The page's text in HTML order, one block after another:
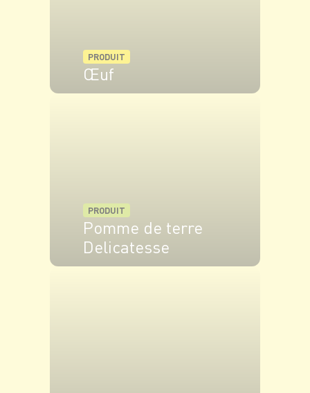
PRODUIT
Œuf
PRODUIT
Pomme de terre
Delicatesse